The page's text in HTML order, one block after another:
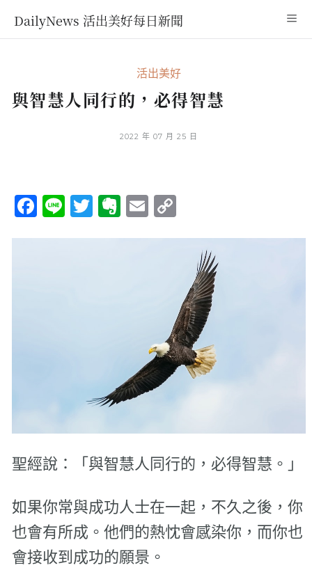
DailyNews 活出美好每日新聞
活出美好
與智慧人同行的，必得智慧
2022 年 07 月 25 日
Facebook
LineTwitterEvernote
Email
聖經說：「與智慧人同行的，必得智慧。」
如果你常與成功人士在一起，不久之後，你
也會有所成。他們的熱忱會感染你，而你也
會接收到成功的願景。